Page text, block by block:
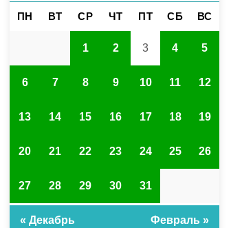
ПН ВТ СР ЧТ ПТ СБ ВС
1 2 3 4 5
6 7 8 9 10 11 12
13 14 15 16 17 18 19
20 21 22 23 24 25 26
27 28 29 30 31
« Декабрь Февраль »